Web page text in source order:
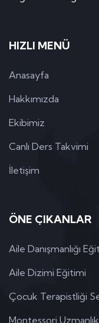
HIZLI MENÜ
Anasayfa
Hakkımızda
Ekibimiz
Canlı Ders Takvimi
İletişim
ÖNE ÇIKANLAR
Aile Danışmanlığı
Aile Dizimi Eğitimi
Çocuk Terapistliği
Montessori